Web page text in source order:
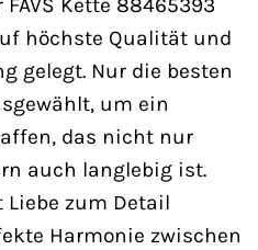
Kette 88465393
höchste Qualität und
gelegt. Nur die besten
um ein
das nicht nur
auch langlebig ist.
zum Detail
Harmonie zwischen